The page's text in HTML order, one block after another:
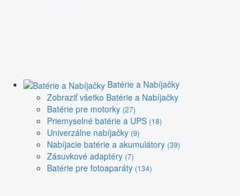
Batérie a Nabíjačky
Zobraziť všetko Batérie a Nabíjačky
Batérie pre motorky (27)
Priemyselné batérie a UPS (18)
Univerzálne nabíjačky (9)
Nabíjacie batérie a akumulátory (39)
Zásuvkové adaptéry (7)
Batérie pre fotoaparáty (134)